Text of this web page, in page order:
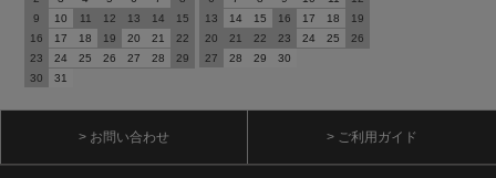
9
10 11 12 13 14
15
16
17 18 19 20 21
22
23
24 25 26 27 28
29
30
31
13
14 15 16 17 18
19
20
21 22 23 24 25
26
27
28 29 30
> お問い合わせ > ご利用ガイド